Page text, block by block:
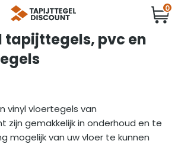
0
tapijttegels, pvc en
vinyl vloertegels van
zijn gemakkelijk in onderhoud en te
mogelijk van uw vloer te kunnen